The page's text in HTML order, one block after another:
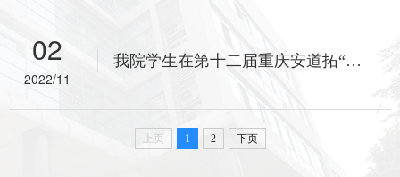
02
2022/11
我院学生在第十二届重庆安道拓“蓝天杯”大学生领导力挑战赛中荣获一等奖
上页 1 2 下页